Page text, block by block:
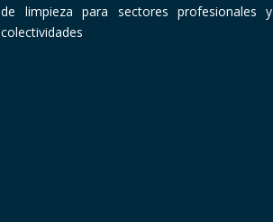
de limpieza para sectores profesionales y
colectividades